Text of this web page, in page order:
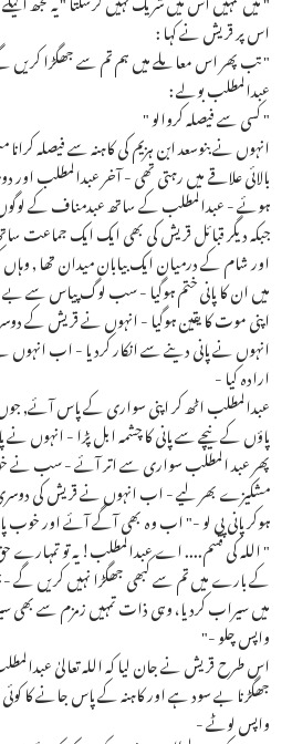
اس پر قریش نے کہا :
" تب پھر اس معاملے میں ہم تم سے جھگڑا
عبدالمطلب بولے :
" کسی سے فیصلہ کروالو "
انہوں نے بنوسعد ابن ہزیم کی کاہنہ سے فیصلہ
بالائی علاقے میں رہتی تھی - آخر عبدالمطلب
ہوئے - عبدالمطلب کے ساتھ عبدمناف کے
جبکہ دیگر قبائل قریش کی بھی ایک ایک جماعت
اور شام کے درمیان ایک بیابان میدان تھا ,
میں ان کا پانی ختم ہوگیا - سب لوگ پیاس سے
اپنی موت کا یقین ہوگیا - انہوں نے قریش کے
انہوں نے پانی دینے سے انکار کردیا - اب انہوں
ارادہ کیا -
عبدالمطلب اٹھ کر اپنی سواری کے پاس آئے,
پاؤں کے نیچے سے پانی کا چشمہ ابل پڑا - انہوں نے
پھر عبد المطلب سواری سے اتر آئے - سب نے خوب
مشکیزے بھر لیے - اب انہوں نے قریش کی
ہوکر پانی پی لو -" اب وہ بھی آگے آئے اور خوب
" اللہ کی قسم.... اے عبدالمطلب! یہ تو تمہارے
کے بارے میں تم سے کبھی جھگڑا نہیں کریں
میں سیراب کردیا، وہی ذات تمہیں زمزم سے
واپس چلو -"
اس طرح قریش نے جان لیا کہ اللہ تعالیٰ
جھگڑنا بے سود ہے اور کاہنہ کے پاس جانے کا
واپس لوٹے -